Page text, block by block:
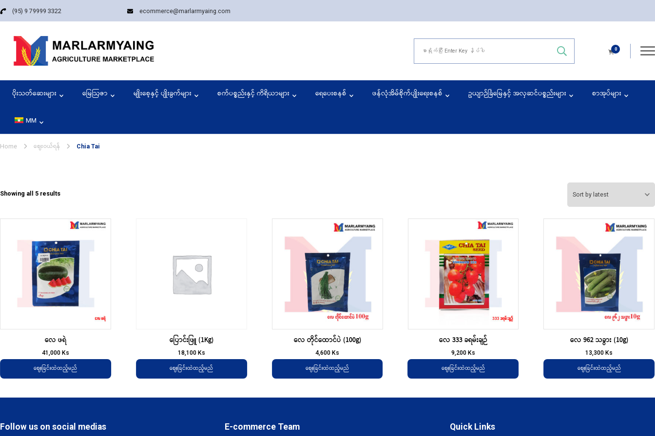
(95) 9 79999 3322 ecommerce@marlarmyaing.com
Marlarmyaing Agriculture Marketplace 0
ပိုးသတ်ဆေးများ မြေဩဇာ မျိုးစေ့နှင့် ပျိုးခွက်များ စက်ပစ္စည်းနှင့် ကိရိယာများ ရေပေးစနစ် ဖန်လုံအိမ်စိုက်ပျိုးရေးစနစ် ဥယျာဉ်ခြံမြေနှင့် အလှဆင်ပစ္စည်းများ စာအုပ်များ
MM
EN
Home ဈေးဝယ်ရန် Chia Tai
Showing all 5 resultsSorted
လေ ဖရဲ
41,000 Ks
ဈေးခြင်းထဲထည့်မည်
ပြောင်းဖြူ (1Kg)
18,100 Ks
ဈေးခြင်းထဲထည့်မည်
လေ တိုင်ထောင်ပဲ (100g)
4,600Ks
ဈေးခြင်းထဲထည့်မည်
လေ 333 ခရမ်းချဉ်
9,200 Ks
ဈေးခြင်းထဲထည့်မည်
လေ 962 သခွား (10g)
13,300Ks
ဈေးခြင်းထဲထည့်မည်
Follow us on social medias E-commerce Team Quick Links